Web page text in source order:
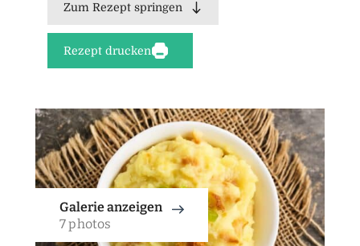
Zum Rezept springen
Rezept drucken
Galerie anzeigen
7 photos